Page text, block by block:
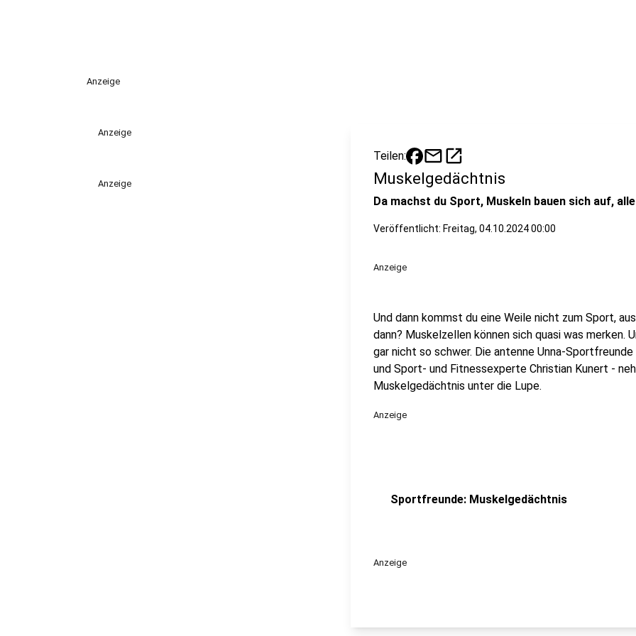
Anzeige
Anzeige
Anzeige
Teilen: mailopen_in_new
Muskelgedächtnis
Da machst du Sport, Muskeln bauen sich auf,
Veröffentlicht: Freitag, 04.10.2024 00:00
Anzeige
Und dann kommst du eine Weile nicht zum Sport,
dann? Muskelzellen können sich quasi was merken.
gar nicht so schwer. Die antenne Unna-
und Sport- und Fitnessexperte Christian Kunert -
Muskelgedächtnis unter die Lupe.
Anzeige
Sportfreunde: Muskelgedächtnis
Anzeige